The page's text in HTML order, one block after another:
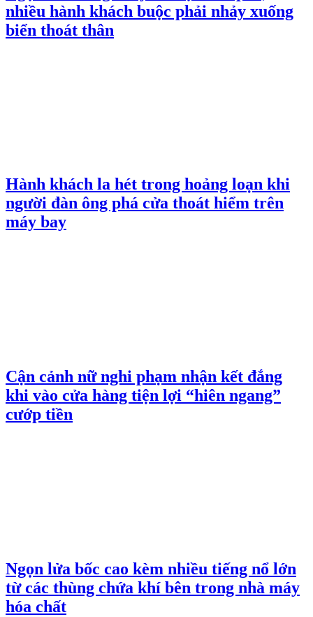
nhiều hành khách buộc phải nhảy xuống
biển thoát thân
Hành khách la hét trong hoảng loạn khi
người đàn ông phá cửa thoát hiểm trên
máy bay
Cận cảnh nữ nghi phạm nhận kết đắng
khi vào cửa hàng tiện lợi “hiên ngang”
cướp tiền
Ngọn lửa bốc cao kèm nhiều tiếng nổ lớn
từ các thùng chứa khí bên trong nhà máy
hóa chất